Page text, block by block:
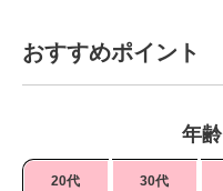
おすすめポイント
年齢
20代 30代